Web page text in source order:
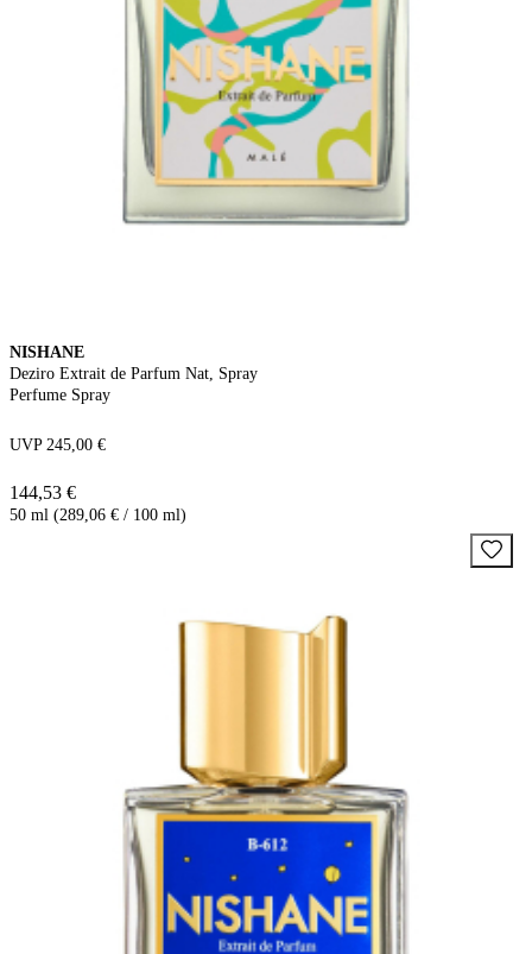
NISHANE
Deziro Extrait de Parfum Nat, Spray
Perfume Spray
UVP 245,00 €
144,53 €
50 ml (289,06 € / 100 ml)